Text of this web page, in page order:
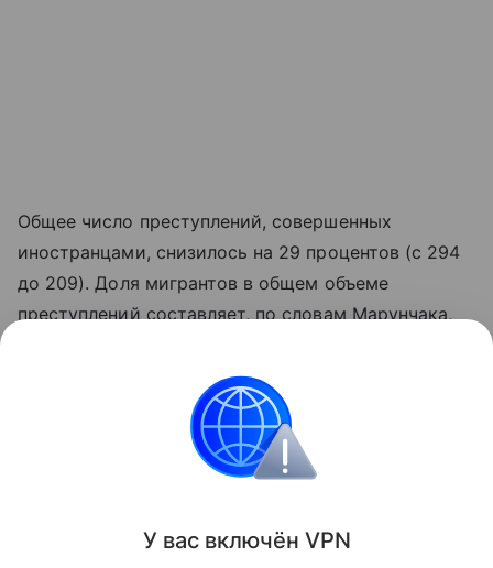
Общее число преступлений, совершенных
иностранцами, снизилось на 29 процентов (с 294
до 209). Доля мигрантов в общем объеме
преступлений составляет, по словам Марунчака,
Из Ростовской области выдворено почти шесть
тысяч человек. Для 88 процентов из них въезд в
Поделиться
У вас включён VPN